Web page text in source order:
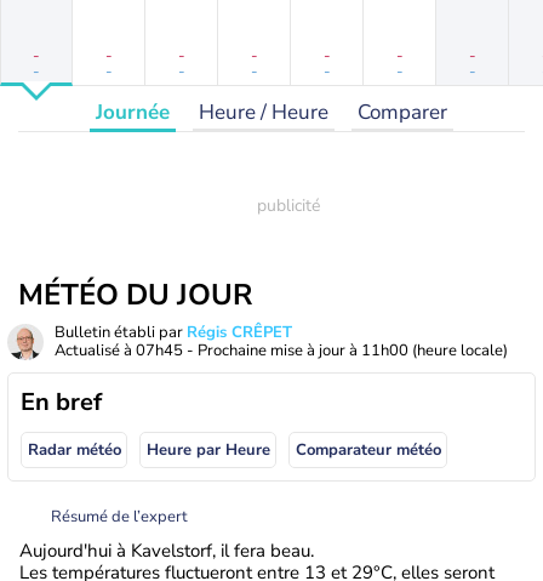
-
-
-
-
-
-
-
-
-
-
-
-
-
-
Journée Heure / Heure Comparer
MÉTÉO DU JOUR
Bulletin établi par Régis CRÊPET
Actualisé à 07h45 - Prochaine mise à jour à 11h00 (heure locale)
En bref
Radar météo Heure par Heure Comparateur météo
Résumé de l’expert
Aujourd'hui à Kavelstorf, il fera beau.
Les températures fluctueront entre 13 et 29°C, elles seront